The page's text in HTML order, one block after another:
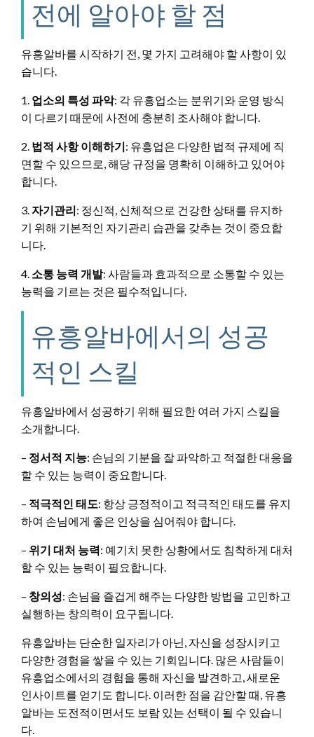
전에 알아야 할 점
유흥알바를 시작하기 전, 몇 가지 고려해야 할 사항이 있
습니다.
1. 업소의 특성 파악: 각 유흥업소는 분위기와 운영 방식
이 다르기 때문에 사전에 충분히 조사해야 합니다.
2. 법적 사항 이해하기: 유흥업은 다양한 법적 규제에 직
면할 수 있으므로, 해당 규정을 명확히 이해하고 있어야
합니다.
3. 자기관리: 정신적, 신체적으로 건강한 상태를 유지하
기 위해 기본적인 자기관리 습관을 갖추는 것이 중요합
니다.
4. 소통 능력 개발: 사람들과 효과적으로 소통할 수 있는
능력을 기르는 것은 필수적입니다.
유흥알바에서의 성공
적인 스킬
유흥알바에서 성공하기 위해 필요한 여러 가지 스킬을
소개합니다.
– 정서적 지능: 손님의 기분을 잘 파악하고 적절한 대응을
할 수 있는 능력이 중요합니다.
– 적극적인 태도: 항상 긍정적이고 적극적인 태도를 유지
하여 손님에게 좋은 인상을 심어줘야 합니다.
– 위기 대처 능력: 예기치 못한 상황에서도 침착하게 대처
할 수 있는 능력이 필요합니다.
– 창의성: 손님을 즐겁게 해주는 다양한 방법을 고민하고
실행하는 창의력이 요구됩니다.
유흥알바는 단순한 일자리가 아닌, 자신을 성장시키고
다양한 경험을 쌓을 수 있는 기회입니다. 많은 사람들이
유흥업소에서의 경험을 통해 자신을 발견하고, 새로운
인사이트를 얻기도 합니다. 이러한 점을 감안할 때, 유흥
알바는 도전적이면서도 보람 있는 선택이 될 수 있습니
다.